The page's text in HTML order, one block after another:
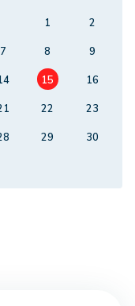
1
2
7 8
9
15
16
22
23
29
30